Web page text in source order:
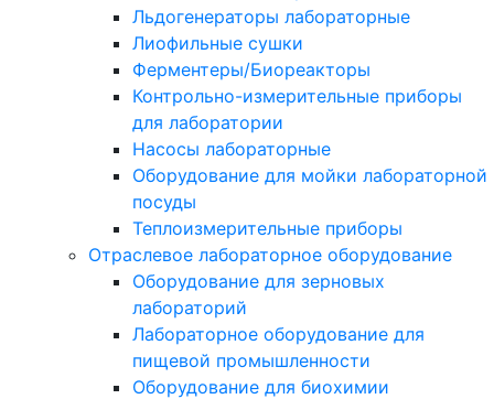
Льдогенераторы лабораторные
Лиофильные сушки
Ферментеры/Биореакторы
Контрольно-измерительные приборы
для лаборатории
Насосы лабораторные
Оборудование для мойки лабораторной
посуды
Теплоизмерительные приборы
Отраслевое лабораторное оборудование
Оборудование для зерновых
лабораторий
Лабораторное оборудование для
пищевой промышленности
Оборудование для биохимии